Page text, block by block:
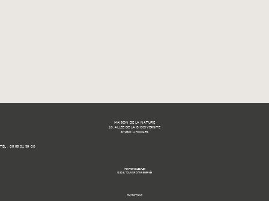
MAISON DE LA NATURE
10, ALLÉE DE LA BIODIVERSITÉ
87280 LIMOGES
TÉL : 05 55 01 39 00
MENTIONS LÉGALES
© 2021 TOUS DROITS RÉSERVÉS.
SUIVEZ-NOUS